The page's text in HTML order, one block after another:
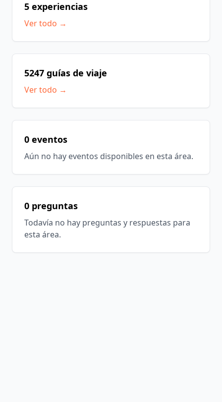
5 experiencias
Ver todo →
5247 guías de viaje
Ver todo →
0 eventos
Aún no hay eventos disponibles en esta área.
0 preguntas
Todavía no hay preguntas y respuestas para
esta área.